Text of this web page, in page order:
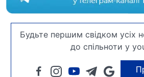
Будьте першим свідком усіх
до спільноти у